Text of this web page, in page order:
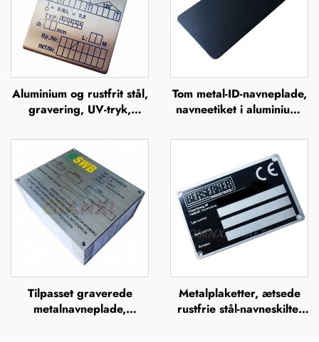
Aluminium og rustfrit stål,
gravering, UV-tryk,
metalnavneplader,
mærkeskilte, forhøjet
metalplade
Tom metal-ID-navneplade,
navneetiket i aluminium,
navneplade i rustfrit stål,
mærkeskilt
Tilpasset graverede
metalnavneplade,
Metalplaketter, ætsede
rustfrie stål-navneskilte,